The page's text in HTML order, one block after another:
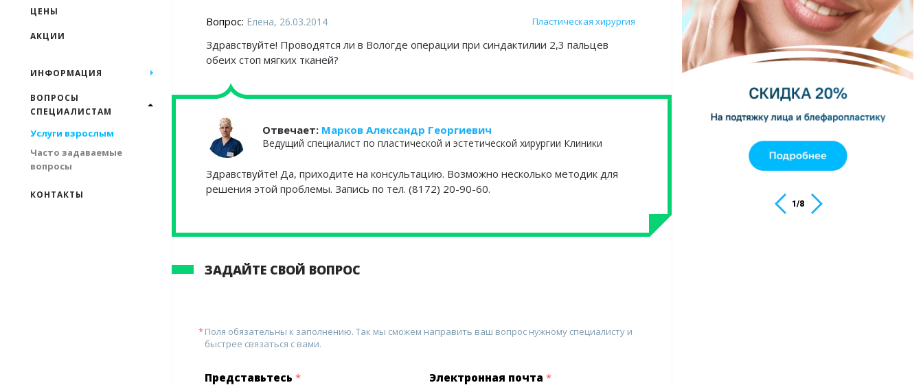
Вопрос: Елена, 26.03.2014 Пластическая хирургия
Здравствуйте! Проводятся ли в Вологде операции при синдактилии 2,3 пальцев
обеих стоп мягких тканей?
Отвечает: Марков Александр Георгиевич
Ведущий специалист по пластической и эстетической хирургии Клиники
Здравствуйте! Да, приходите на консультацию. Возможно несколько методик для
решения этой проблемы. Запись по тел. (8172) 20-90-60.
ЗАДАЙТЕ СВОЙ ВОПРОС
Поля обязательны к заполнению. Так мы сможем направить ваш вопрос нужному специалисту и
быстрее связаться с вами.
Представьтесь * Электронная почта*
1/8
ЦЕНЫ
АКЦИИ
ИНФОРМАЦИЯ
ВОПРОСЫ
СПЕЦИАЛИСТАМ
Услуги взрослым
Часто задаваемые
вопросы
КОНТАКТЫ